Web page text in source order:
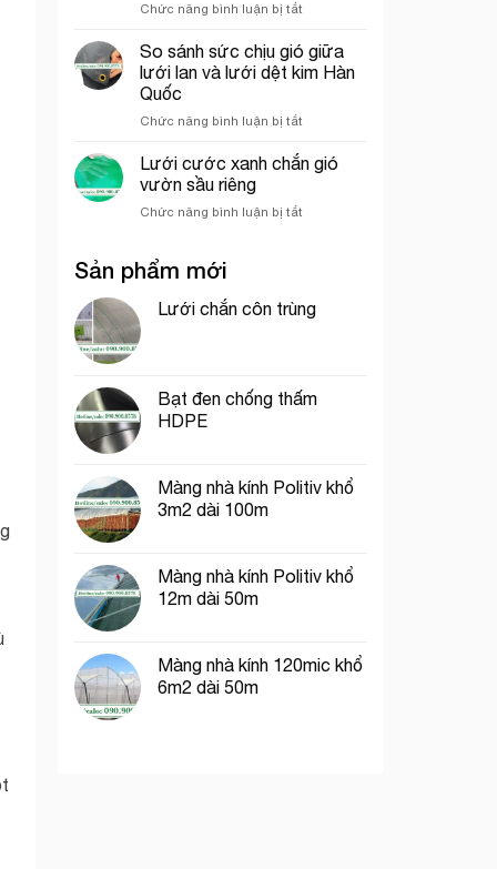
vuông
trong
nông
Chức năng bình luận bị tắt
yếu
tố
ảnh
của
lưới
So sánh sức chịu gió giữa
lưới lan và lưới dệt kim Hàn
Quốc
Chức năng bình luận bị tắt
sánh
sức
lưới
Lưới cước xanh chắn gió
vườn sầu riêng
Chức năng bình luận bị tắt
gió
vườn
Sản phẩm mới
Lưới chắn côn trùng
Bạt đen chống thấm
HDPE
Màng nhà kính Politiv khổ
3m2 dài 100m
Màng nhà kính Politiv khổ
12m dài 50m
Màng nhà kính 120mic khổ
6m2 dài 50m